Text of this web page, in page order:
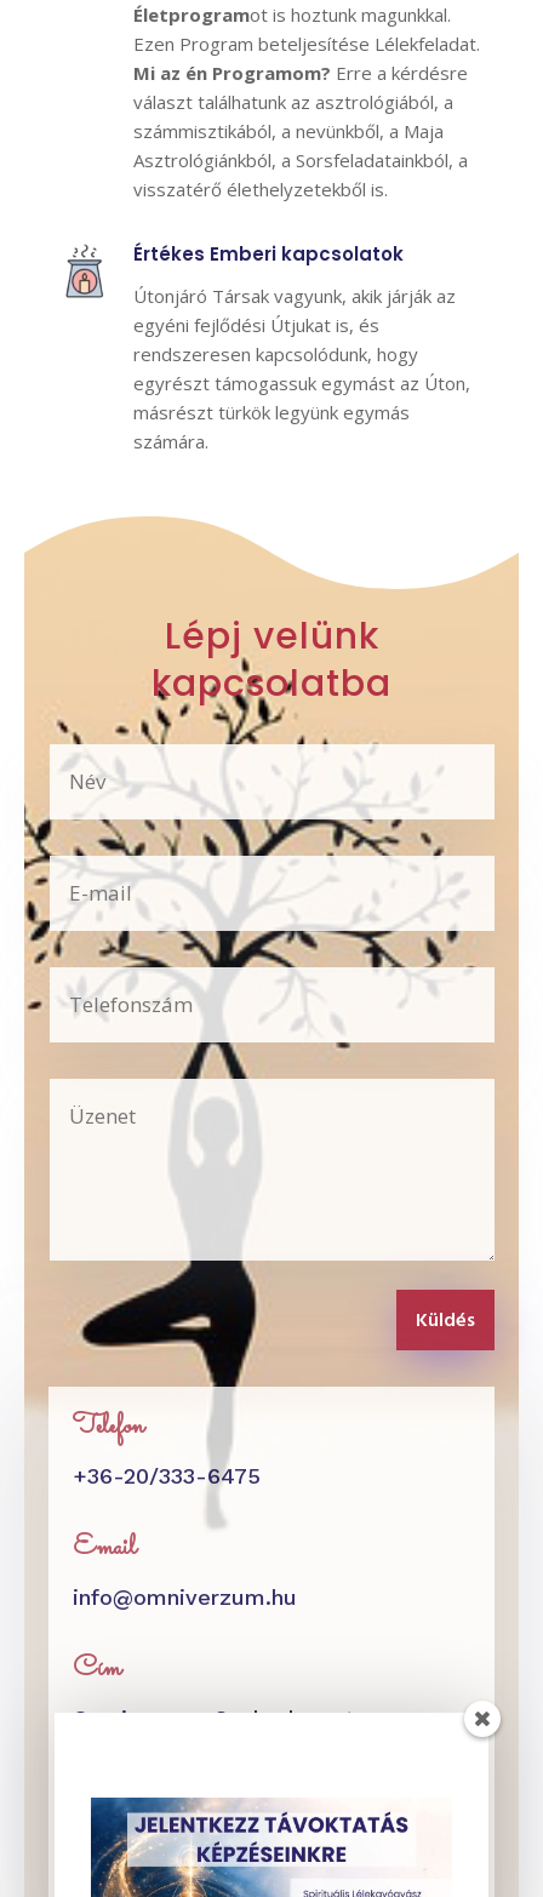
Életprogramot is hoztunk magunkkal.
Ezen Program beteljesítése Lélekfeladat.
Mi az én Programom? Erre a kérdésre
választ találhatunk az asztrológiából, a
számmisztikából, a nevünkből, a Maja
Asztrológiánkból, a Sorsfeladatainkból, a
visszatérő élethelyzetekből is.
Értékes Emberi kapcsolatok
Útonjáró Társak vagyunk, akik járják az
egyéni fejlődési Útjukat is, és
rendszeresen kapcsolódunk, hogy
egyrészt támogassuk egymást az Úton,
másrészt türkök legyünk egymás
számára.
Lépj velünk
kapcsolatba
Küldés
Telefon
+36-20/333-6475
Email
info@omniverzum.hu
Cím
Omniverzum Szabadegyetem
2 emelet 5.
82-es kapucsengő